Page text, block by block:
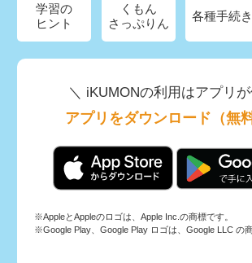
学習の
ヒント
くもん
さっぷりん
各種手続き
＼ iKUMONの利用はアプリ
アプリをダウンロード（無
※AppleとAppleのロゴは、Apple Inc.の商標です。
※Google Play、Google Play ロゴは、Google LLC の商